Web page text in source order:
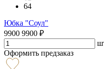
64
Юбка "Соул"
9900 9900 ₽
Оформить предзаказ